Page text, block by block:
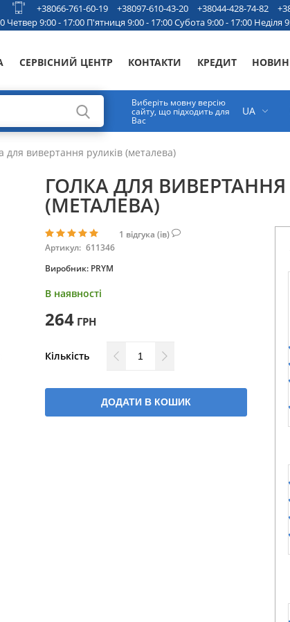
+38066-761-60-19 +38097-610-43-20 +38044-428-74-82
Четвер 9:00 - 17:00 П'ятниця 9:00 - 17:00 Субота 9:00 - 17:00 Неділя
СЕРВІСНИЙ ЦЕНТР КОНТАКТИ КРЕДИТ
Виберіть мовну версію
сайту, що підходить для
Вас
UA
для вивертання руликів (металева)
ГОЛКА ДЛЯ ВИВЕРТАННЯ
(МЕТАЛЕВА)
1 відгука (ів)
Артикул: 611346
Виробник: PRYM
В наявності
264 ГРН
Кількість
ДОДАТИ В КОШИК